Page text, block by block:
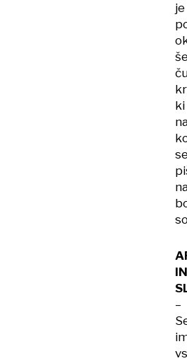
je
ki
IN
–